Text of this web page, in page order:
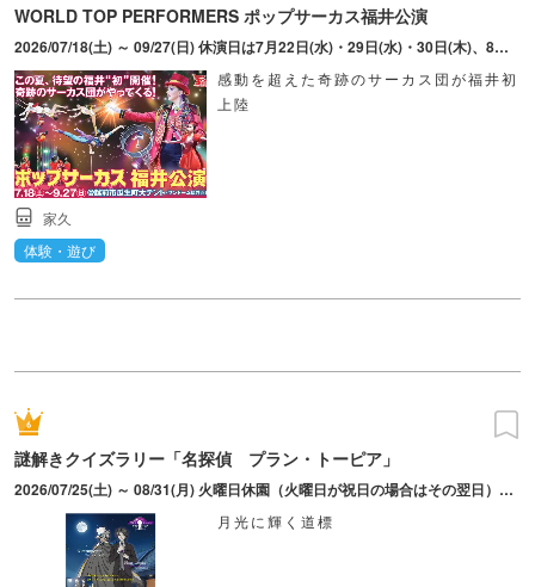
WORLD TOP PERFORMERS ポップサーカス福井公演
2026/07/18(土) ～ 09/27(日) 休演日は7月22日(水)・29日(水)・30日(木)、8月5日(水)・12日(水)・19日(水)・20日(木)・27日(木)、9月3日(木)・10日(木)・16日(水)・17日(木)・24日(木)。公演時間は約1時間50分（休憩15分含む）。雨天開演（強風などによる荒天時は来場前に問い合わせを）。
感動を超えた奇跡のサーカス団が福井初
上陸
家久
体験・遊び
謎解きクイズラリー「名探偵 プラン・トーピア」
2026/07/25(土) ～ 08/31(月) 火曜日休園（火曜日が祝日の場合はその翌日）。8月12日（水）は振替休園日だが、休まず営業。
月光に輝く道標